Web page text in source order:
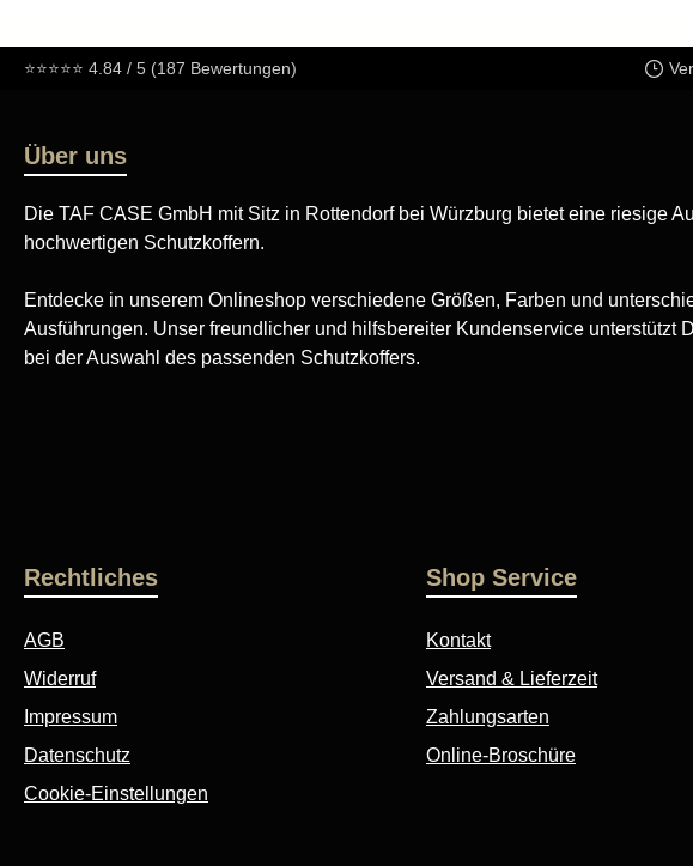
⭐⭐⭐⭐⭐ 4.84 / 5 (187 Bewertungen)
Über uns
Die TAF CASE GmbH mit Sitz in Rottendorf bei Würzburg bietet eine riesige
hochwertigen Schutzkoffern.
Entdecke in unserem Onlineshop verschiedene Größen, Farben und
Ausführungen. Unser freundlicher und hilfsbereiter Kundenservice unterstützt
bei der Auswahl des passenden Schutzkoffers.
Rechtliches
AGB
Widerruf
Impressum
Datenschutz
Cookie-Einstellungen
Shop Service
Kontakt
Versand & Lieferzeit
Zahlungsarten
Online-Broschüre